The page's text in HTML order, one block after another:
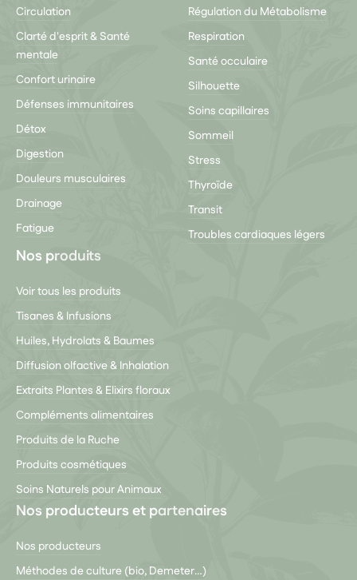
Circulation
Clarté d'esprit & Santé
mentale
Confort urinaire
Défenses immunitaires
Détox
Digestion
Douleurs musculaires
Drainage
Fatigue
Régulation du Métabolisme
Respiration
Santé occulaire
Silhouette
Soins capillaires
Sommeil
Stress
Thyroïde
Transit
Troubles cardiaques légers
Nos produits
Voir tous les produits
Tisanes & Infusions
Huiles, Hydrolats & Baumes
Diffusion olfactive & Inhalation
Extraits Plantes & Elixirs floraux
Compléments alimentaires
Produits de la Ruche
Produits cosmétiques
Soins Naturels pour Animaux
Nos producteurs et partenaires
Nos producteurs
Méthodes de culture (bio, Demeter…)